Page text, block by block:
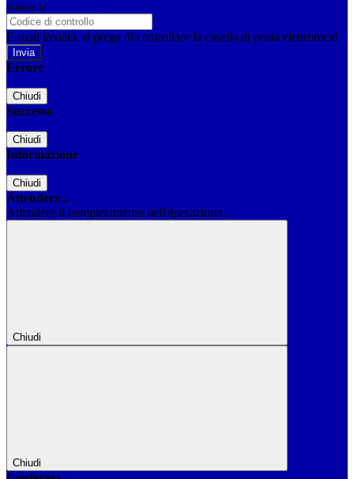
tramite la
E-mail inviata, si prega di controllare la casella di posta elettronica!
Errore
Chiudi
Successo
Chiudi
Informazione
Chiudi
Attendere...
Attendere il completamento dell'operazione...
Chiudi
Chiudi